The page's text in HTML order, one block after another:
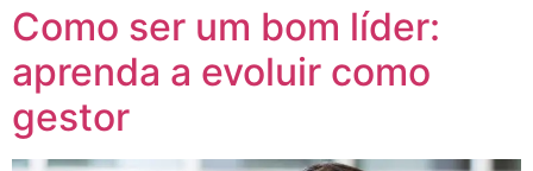
Como ser um bom líder:
aprenda a evoluir como
gestor